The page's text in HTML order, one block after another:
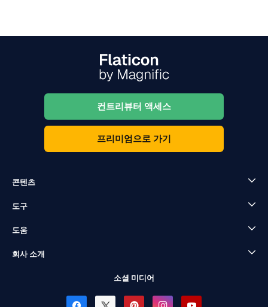
컨트리뷰터 액세스
프리미엄으로 가기
콘텐츠
도구
도움
회사 소개
소셜 미디어